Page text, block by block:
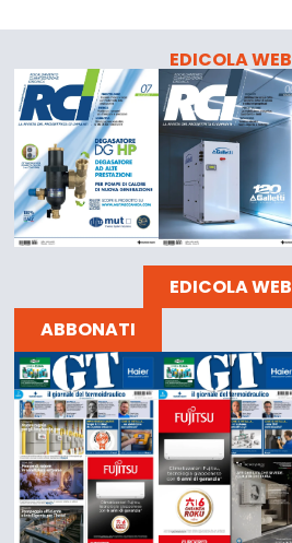
EDICOLA WEB
EDICOLA WEB
ABBONATI